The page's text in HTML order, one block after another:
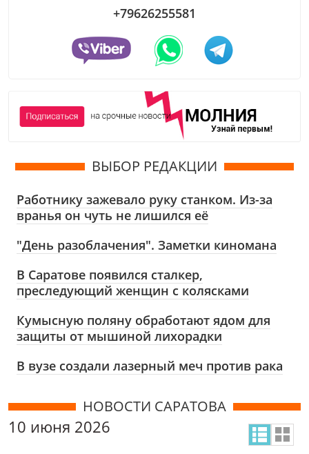
+79626255581
ВЫБОР РЕДАКЦИИ
Работнику зажевало руку станком. Из-за
вранья он чуть не лишился её
"День разоблачения". Заметки киномана
В Саратове появился сталкер,
преследующий женщин с колясками
Кумысную поляну обработают ядом для
защиты от мышиной лихорадки
В вузе создали лазерный меч против рака
НОВОСТИ САРАТОВА
10 июня 2026